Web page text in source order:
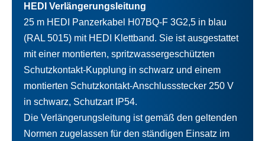
HEDI Verlängerungsleitung
25 m HEDI Panzerkabel H07BQ-F 3G2,5 in blau
(RAL 5015) mit HEDI Klettband. Sie ist ausgestattet
mit einer montierten, spritzwassergeschützten
Schutzkontakt-Kupplung in schwarz und einem
montierten Schutzkontakt-Anschlussstecker 250 V
in schwarz, Schutzart IP54.
Die Verlängerungsleitung ist gemäß den geltenden
Normen zugelassen für den ständigen Einsatz im